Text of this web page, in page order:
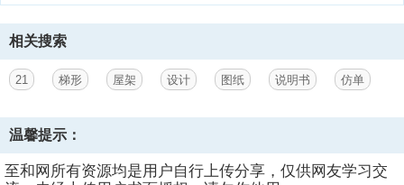
相关搜索
21 梯形 屋架 设计 图纸 说明书 仿单
温馨提示：
至和网所有资源均是用户自行上传分享，仅供网友学习交